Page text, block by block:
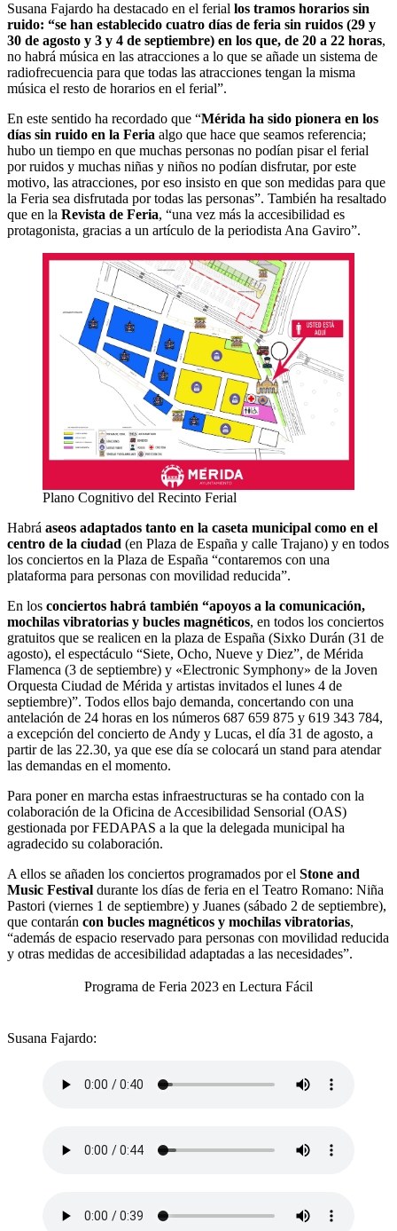
Susana Fajardo ha destacado en el ferial los tramos horarios sin
ruido: “se han establecido cuatro días de feria sin ruidos (29 y
30 de agosto y 3 y 4 de septiembre) en los que, de 20 a 22 horas,
no habrá música en las atracciones a lo que se añade un sistema de
radiofrecuencia para que todas las atracciones tengan la misma
música el resto de horarios en el ferial”.
En este sentido ha recordado que “Mérida ha sido pionera en los
días sin ruido en la Feria algo que hace que seamos referencia;
hubo un tiempo en que muchas personas no podían pisar el ferial
por ruidos y muchas niñas y niños no podían disfrutar, por este
motivo, las atracciones, por eso insisto en que son medidas para que
la Feria sea disfrutada por todas las personas”. También ha resaltado
que en la Revista de Feria, “una vez más la accesibilidad es
protagonista, gracias a un artículo de la periodista Ana Gaviro”.
Plano Cognitivo del Recinto Ferial
Habrá aseos adaptados tanto en la caseta municipal como en el
centro de la ciudad (en Plaza de España y calle Trajano) y en todos
los conciertos en la Plaza de España “contaremos con una
plataforma para personas con movilidad reducida”.
En los conciertos habrá también “apoyos a la comunicación,
mochilas vibratorias y bucles magnéticos, en todos los conciertos
gratuitos que se realicen en la plaza de España (Sixko Durán (31 de
agosto), el espectáculo “Siete, Ocho, Nueve y Diez”, de Mérida
Flamenca (3 de septiembre) y «Electronic Symphony» de la Joven
Orquesta Ciudad de Mérida y artistas invitados el lunes 4 de
septiembre)”. Todos ellos bajo demanda, concertando con una
antelación de 24 horas en los números 687 659 875 y 619 343 784,
a excepción del concierto de Andy y Lucas, el día 31 de agosto, a
partir de las 22.30, ya que ese día se colocará un stand para atendar
las demandas en el momento.
Para poner en marcha estas infraestructuras se ha contado con la
colaboración de la Oficina de Accesibilidad Sensorial (OAS)
gestionada por FEDAPAS a la que la delegada municipal ha
agradecido su colaboración.
A ellos se añaden los conciertos programados por el Stone and
Music Festival durante los días de feria en el Teatro Romano: Niña
Pastori (viernes 1 de septiembre) y Juanes (sábado 2 de septiembre),
que contarán con bucles magnéticos y mochilas vibratorias,
“además de espacio reservado para personas con movilidad reducida
y otras medidas de accesibilidad adaptadas a las necesidades”.
Programa de Feria 2023 en Lectura Fácil
Susana Fajardo: